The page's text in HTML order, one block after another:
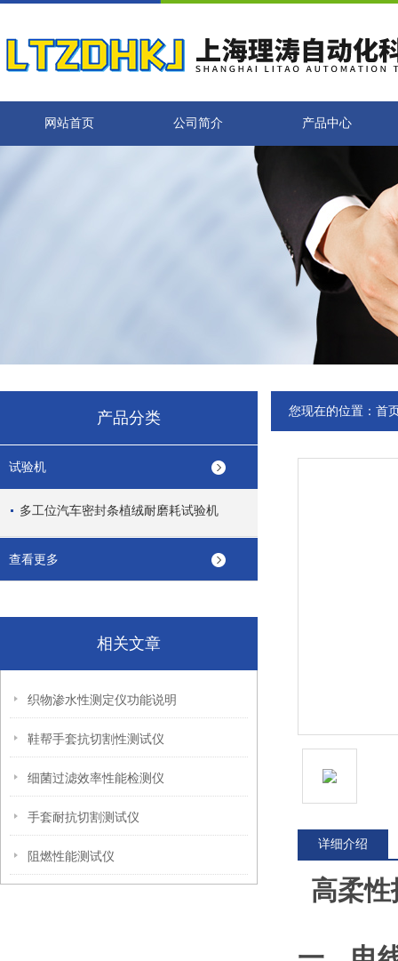
网站首页 公司简介 产品中心
产品分类
试验机
多工位汽车密封条植绒耐磨耗试验机
查看更多
相关文章
织物渗水性测定仪功能说明
鞋帮手套抗切割性测试仪
细菌过滤效率性能检测仪
手套耐抗切割测试仪
阻燃性能测试仪
您现在的位置： 首
详细介绍
高柔